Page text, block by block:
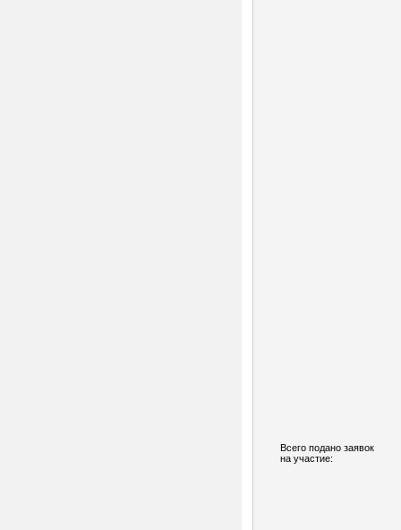
Всего подано заявок
на участие: